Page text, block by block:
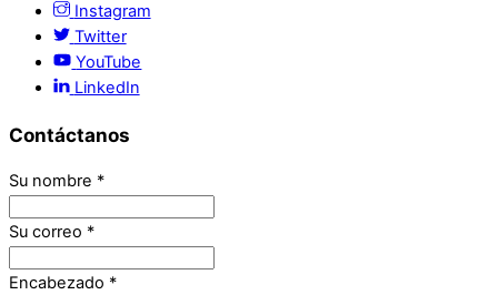
Instagram
Twitter
YouTube
LinkedIn
Contáctanos
Su nombre *
Su correo *
Encabezado *